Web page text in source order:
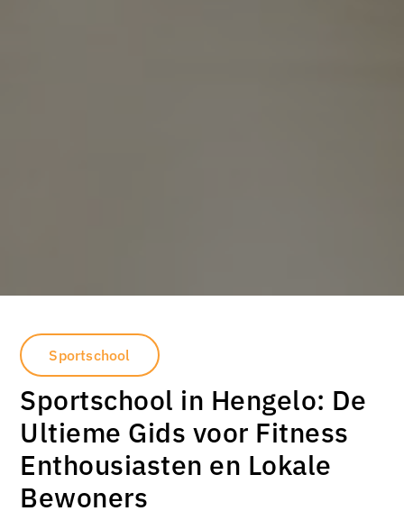
Sportschool
Sportschool in Hengelo: De
Ultieme Gids voor Fitness
Enthousiasten en Lokale
Bewoners